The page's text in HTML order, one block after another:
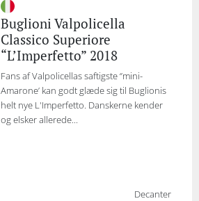
Buglioni Valpolicella
Classico Superiore
“L’Imperfetto” 2018
Fans af Valpolicellas saftigste ‘’mini-
Amarone’ kan godt glæde sig til Buglionis
helt nye L'Imperfetto. Danskerne kender
og elsker allerede...
Decanter